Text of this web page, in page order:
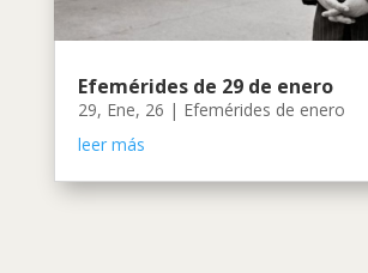
Efemérides de 29 de enero
29, Ene, 26 | Efemérides de enero
leer más